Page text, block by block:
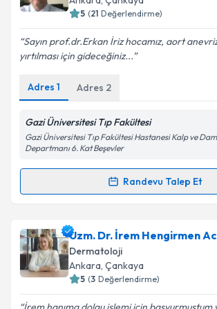
Kişisel verilerimin işlenmesine ilişkin
Metni'ni okudum ve kişisel
kapsamda işlenmesini kabul
5 (21 Değerlendirme)
Sayın prof.dr.Erkan İriz hocamız, aort
yırtılması için gideceğiniz...
Adres 1 Adres 2
Gazi Üniversitesi Tıp Fakültesi
Gazi Üniversitesi Tıp Fakültesi Hastanesi Kalp ve
Departmanı 6. Kat Beşevler
Randevu Talep Et
Randevu Takvimi Talebi
Prof. Dr. Erkan İriziçin randevu
oluşturun. Size bu uzmandan randevu
takvim hazırlandığında e-posta ile
Uzm. Dr. İrem Hengirmen
Dermatoloji
Ankara, Çankaya
5 (3 Değerlendirme)